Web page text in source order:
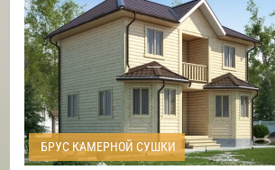
БРУС КАМЕРНОЙ СУШКИ